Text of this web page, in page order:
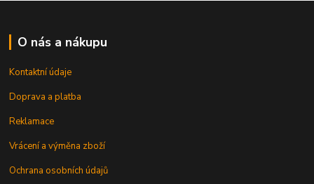
O nás a nákupu
Kontaktní údaje
Doprava a platba
Reklamace
Vrácení a výměna zboží
Ochrana osobních údajů